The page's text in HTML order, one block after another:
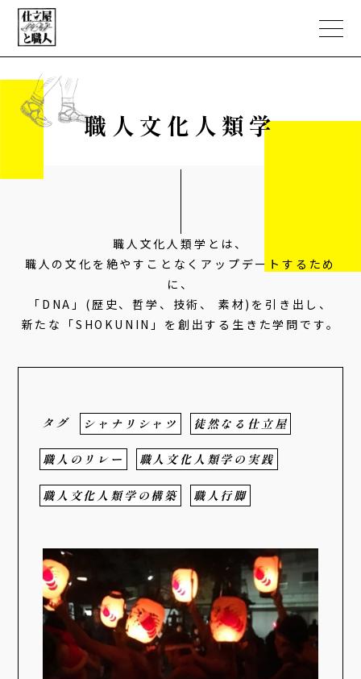
職人文化人類学
NEWS
EC STORE
職人文化人類学
職人文化人類学とは、
職人の文化を絶やすことなくアップデートするため
に、
「DNA」(歴史、哲学、技術、 素材)を引き出し、
新たな「SHOKUNIN」を創出する生きた学問です。
タグ シャナリシャツ 徒然なる仕立屋
職人のリレー 職人文化人類学の実践
職人文化人類学の構築 職人行脚